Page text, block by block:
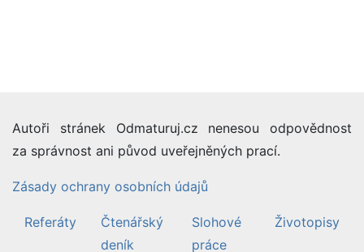
Autoři stránek Odmaturuj.cz nenesou odpovědnost
za správnost ani původ uveřejněných prací.
Zásady ochrany osobních údajů
Referáty
Čtenářský
deník
Slohové
práce
Životopisy